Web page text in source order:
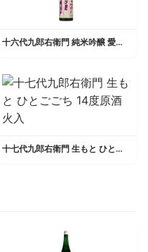
十六代九郎右衛門 純米吟醸 愛山 生酒
十七代九郎右衛門 生もと ひとごごち 14度原酒 火入